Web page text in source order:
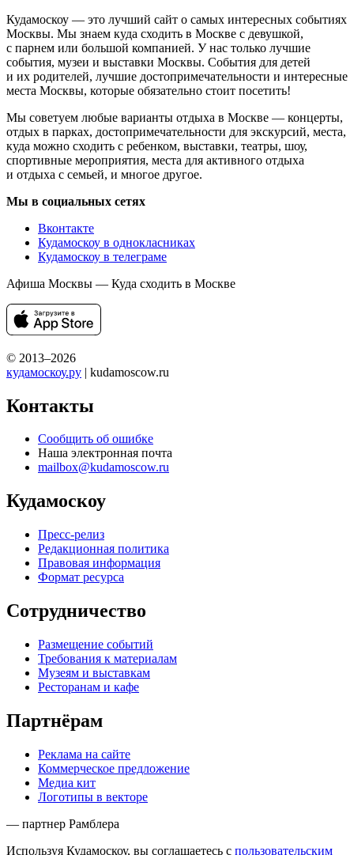
Кудамоскоу — это лучший сайт о самых интересных событиях
Москвы. Мы знаем куда сходить в Москве с девушкой,
с парнем или большой компанией. У нас только лучшие
события, музеи и выставки Москвы. События для детей
и их родителей, лучшие достопримечательности и интересные
места Москвы, которые обязательно стоит посетить!
Мы советуем любые варианты отдыха в Москве — концерты,
отдых в парках, достопримечательности для экскурсий, места,
куда можно сходить с ребенком, выставки, театры, шоу,
спортивные мероприятия, места для активного отдыха
и отдыха с семьей, и многое другое.
Мы в социальных сетях
Вконтакте
Кудамоскоу в однокласниках
Кудамоскоу в телеграме
Афиша Москвы — Куда сходить в Москве
© 2013–2026
кудамоскоу.ру | kudamoscow.ru
Контакты
Сообщить об ошибке
Наша электронная почта
mailbox@kudamoscow.ru
Кудамоскоу
Пресс-релиз
Редакционная политика
Правовая информация
Формат ресурса
Сотрудничество
Размещение событий
Требования к материалам
Музеям и выставкам
Ресторанам и кафе
Партнёрам
Реклама на сайте
Коммерческое предложение
Медиа кит
Логотипы в векторе
— партнер Рамблера
Используя Кудамоскоу, вы соглашаетесь с пользовательским